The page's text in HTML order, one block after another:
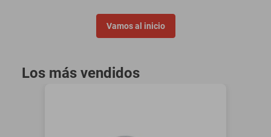
Vamos al inicio
Los más vendidos